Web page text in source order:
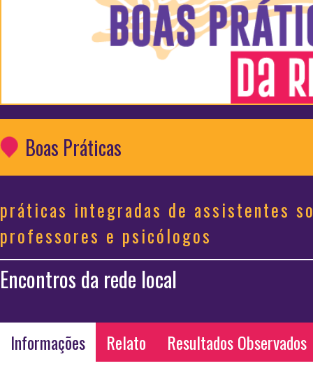
Boas Práticas
práticas integradas de assistentes
professores e psicólogos
Encontros da rede local
Informações Relato Resultados Observados